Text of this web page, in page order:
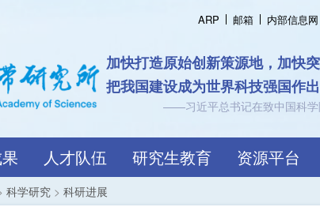
ARP 邮箱 内部信息网
认知海岸带
跨越界
人才队伍 研究生教育 资源平台
科学研究 > 科研进展